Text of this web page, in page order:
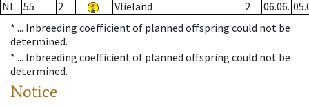
NL 55 2 Vlieland 2 06.06.
* ... Inbreeding coefficient of planned offspring could not be
determined.
* ... Inbreeding coefficient of planned offspring could not be
determined.
Notice